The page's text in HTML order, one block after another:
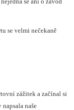
se velmi nečekaně
zážitek a začínal si
naše